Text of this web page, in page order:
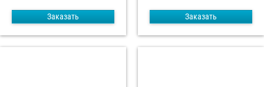
Заказать Заказать